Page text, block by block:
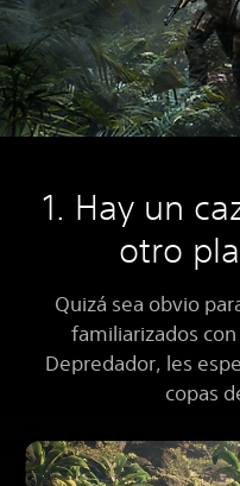
1. Hay un
otro
Quizá sea obvio
familiarizados
Depredador, les
copas